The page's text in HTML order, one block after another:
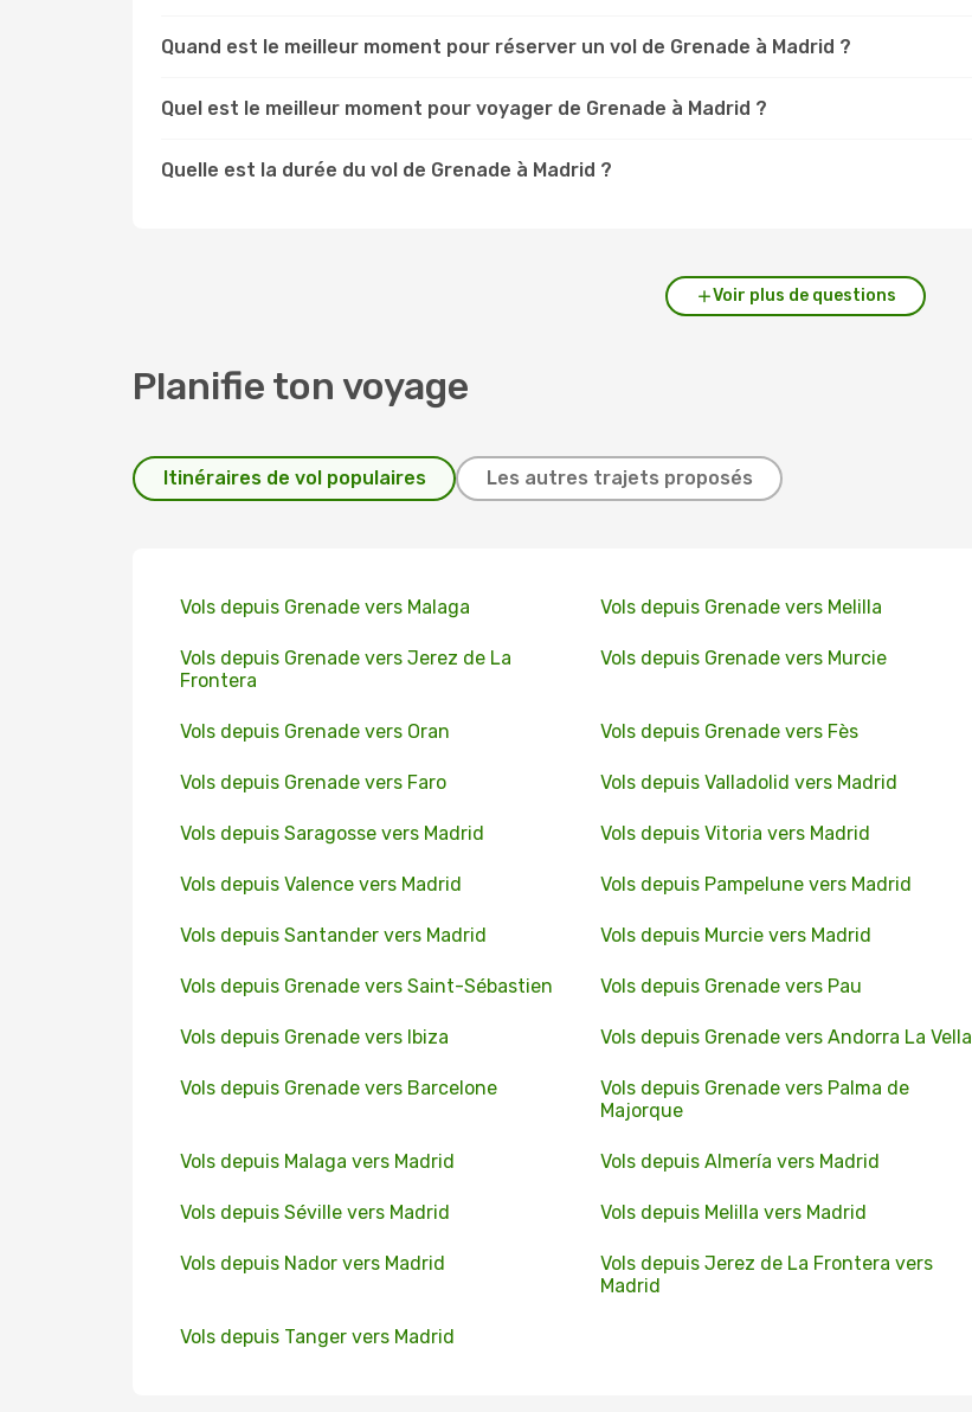
Quand est le meilleur moment pour réserver un vol de Grenade à Madrid ?
Quel est le meilleur moment pour voyager de Grenade à Madrid ?
Quelle est la durée du vol de Grenade à Madrid ?
Voir plus de questions
Planifie ton voyage
Itinéraires de vol populaires Les autres trajets proposés
Vols depuis Grenade vers Malaga Vols depuis Grenade vers Melilla
Vols depuis Grenade vers Jerez de La
Frontera
Vols depuis Grenade vers Murcie
Vols depuis Grenade vers Oran Vols depuis Grenade vers Fès
Vols depuis Grenade vers Faro Vols depuis Valladolid vers Madrid
Vols depuis Saragosse vers Madrid Vols depuis Vitoria vers Madrid
Vols depuis Valence vers Madrid Vols depuis Pampelune vers Madrid
Vols depuis Santander vers Madrid Vols depuis Murcie vers Madrid
Vols depuis Grenade vers Saint-Sébastien Vols depuis Grenade vers Pau
Vols depuis Grenade vers Ibiza Vols depuis Grenade vers Andorra La Vella
Vols depuis Grenade vers Barcelone
Vols depuis Grenade vers Palma de
Majorque
Vols depuis Malaga vers Madrid Vols depuis Almería vers Madrid
Vols depuis Séville vers Madrid Vols depuis Melilla vers Madrid
Vols depuis Nador vers Madrid
Vols depuis Jerez de La Frontera vers
Madrid
Vols depuis Tanger vers Madrid